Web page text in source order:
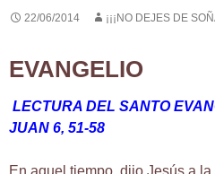
22/06/2014 ¡¡¡NO DEJES DE
EVANGELIO
LECTURA DEL SANTO
JUAN 6, 51-58
En aquel tiempo, dijo Jesús a la